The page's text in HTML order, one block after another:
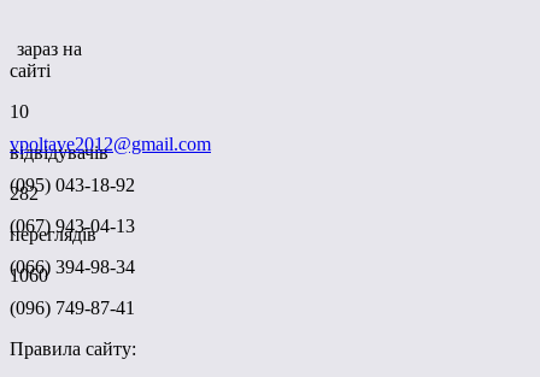
зараз на
сайті
10
відвідувачів
282
переглядів
1060
vpoltave2012@gmail.com
(095) 043-18-92
(067) 943-04-13
(066) 394-98-34
(096) 749-87-41
Правила сайту: